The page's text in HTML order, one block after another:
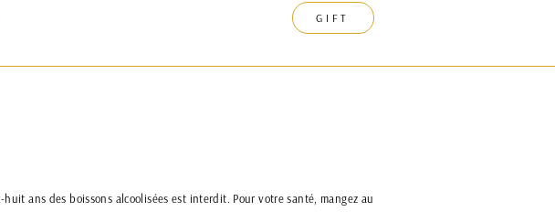
GIFT
ans des boissons alcoolisées est interdit. Pour votre santé, mangez au